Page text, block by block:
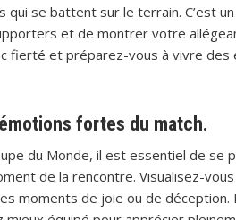
se battent sur le terrain. C’est
et de montrer votre
fierté et préparez-vous à vivre
fortes du match.
du Monde, il est essentiel de se
de la rencontre. Visualisez-
moments de joie ou de déception.